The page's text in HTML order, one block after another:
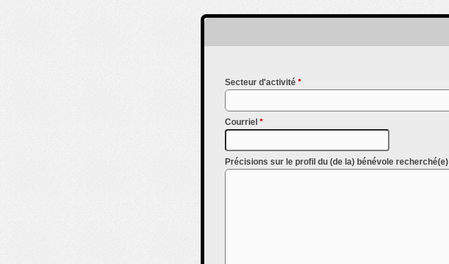
Secteur d'activité *
Courriel *
Précisions sur le profil du (de la) bénévole recherché(e)